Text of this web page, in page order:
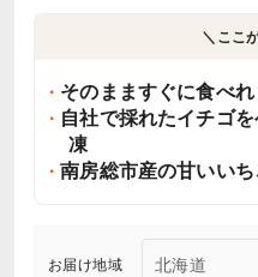
＼ここ
そのまますぐに食べ
自社で採れたイチゴ
凍
南房総市産の甘いいち
お届け地域